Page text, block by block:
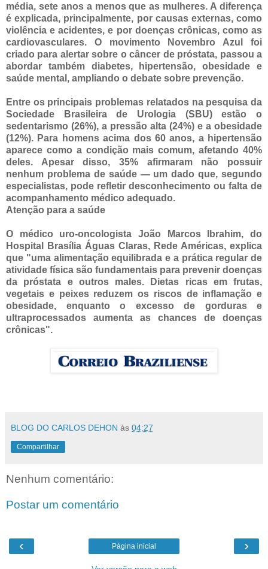
média, sete anos a menos que as mulheres. A diferença
é explicada, principalmente, por causas externas, como
violência e acidentes, e por doenças crônicas, como as
cardiovasculares. O movimento Novembro Azul foi
criado para alertar sobre o câncer de próstata, passou a
abordar também diabetes, hipertensão, obesidade e
saúde mental, ampliando o debate sobre prevenção.
Entre os principais problemas relatados na pesquisa da
Sociedade Brasileira de Urologia (SBU) estão o
sedentarismo (26%), a pressão alta (24%) e a obesidade
(12%). Para homens acima dos 60 anos, a hipertensão
aparece como a condição mais comum, afetando 40%
deles. Apesar disso, 35% afirmaram não possuir
nenhum problema de saúde — um dado que, segundo
especialistas, pode refletir desconhecimento ou falta de
acompanhamento médico adequado.
Atenção para a saúde
O médico uro-oncologista João Marcos Ibrahim, do
Hospital Brasília Águas Claras, Rede Américas, explica
que "uma alimentação equilibrada e a prática regular de
atividade física são fundamentais para prevenir doenças
da próstata e outros males. Dietas ricas em frutas,
vegetais e peixes reduzem os riscos de inflamação e
obesidade, enquanto o excesso de gorduras e
ultraprocessados aumenta as chances de doenças
crônicas".
BLOG DO CARLOS DEHON às 04:27
Compartilhar
Nenhum comentário:
Postar um comentário
‹ ›
Página inicial